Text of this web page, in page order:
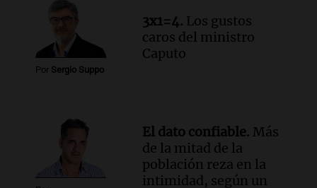
según San Ignacio de Loyola
Panorama Federal
Episodios
Audio.Tormentas y filtraciones: "El
agua entra por donde menos
Episodios
Por Sergio Suppo
3x1=4. Los gustos
caros del ministro
Caputo
El dato confiable. Más
de la mitad de la
población reza en la
intimidad, según un